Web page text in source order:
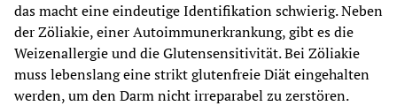
das macht eine eindeutige Identifikation schwierig. Neben
der Zöliakie, einer Autoimmunerkrankung, gibt es die
Weizenallergie und die Glutensensitivität. Bei Zöliakie
muss lebenslang eine strikt glutenfreie Diät eingehalten
werden, um den Darm nicht irreparabel zu zerstören.